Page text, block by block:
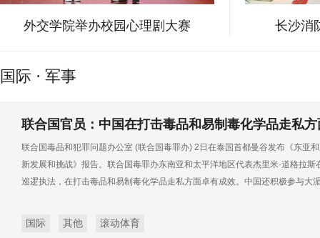
外交学院举办校园心理剧大赛 长沙消
国际 · 军事
联合国官员：中国在打击毒品和易制毒化学品走私
联合国毒品和犯罪问题办公室 (联合国毒罪办) 2日在泰国首都曼谷发布《东亚
新发展和挑战》报告。联合国毒罪办东南亚和太平洋地区代表杰里米·道格拉
巡逻执法，在打击毒品和易制毒化学品走私方面卓有成效。中国还积极参与大
国际 其他 滚动体育